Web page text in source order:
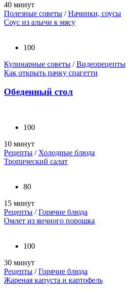
40 минут
Полезные советы /Начинки, соусы
Соус из алычи к мясу
100
Кулинарные советы /Видеорецепты
Как открыть пачку спагетти
Обеденный стол
100
10 минут
Рецепты / Холодные блюда
Тропический салат
80
15 минут
Рецепты /Горячие блюда
Омлет из яичного порошка
100
30 минут
Рецепты /Горячие блюда
Жареная капуста и картофель